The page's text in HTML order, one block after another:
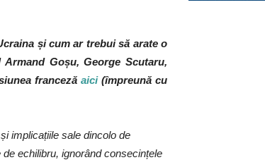
și cum ar trebui să arate o
Goșu, George Scutaru,
franceză aici(împreună cu
implicațiile sale dincolo de
echilibru, ignorând consecințele